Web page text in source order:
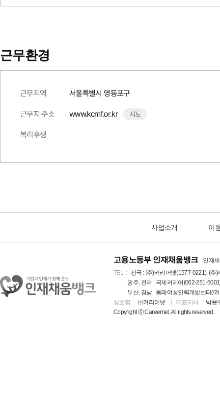
근무환경
근무지역 서울특별시 영등포구
근무지 주소 www.kcmf.or.kr 지도
복리후생
사업소개 이
고용노동부 인재채움뱅크
인재
TEL
전국 : (주)커리어넷(1577-0221), (
광주, 전라 : 국제커리어(062-251-
부산, 경남 : 동래여성인력개발센터
상호명
㈜커리어넷 대표이사
박윤
Copyright ⓒ Careernet. All rights reserved.